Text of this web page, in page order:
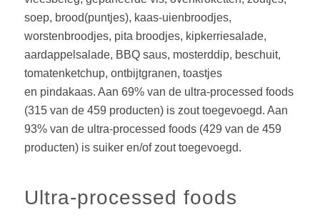
soep, brood(puntjes), kaas-uienbroodjes,
worstenbroodjes, pita broodjes, kipkerriesalade,
aardappelsalade, BBQ saus, mosterddip, beschuit,
tomatenketchup, ontbijtgranen, toastjes
en pindakaas. Aan 69% van de ultra-processed foods
(315 van de 459 producten) is zout toegevoegd. Aan
93% van de ultra-processed foods (429 van de 459
producten) is suiker en/of zout toegevoegd.
Ultra-processed foods